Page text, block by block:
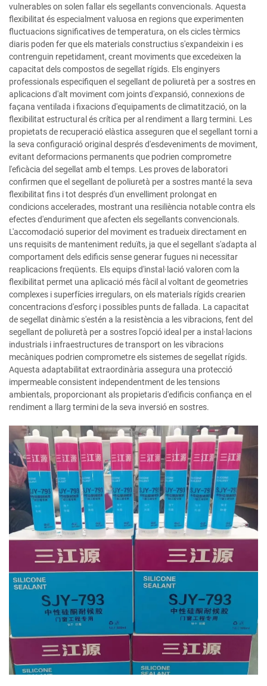
vulnerables on solen fallar els segellants convencionals. Aquesta
flexibilitat és especialment valuosa en regions que experimenten
fluctuacions significatives de temperatura, on els cicles tèrmics
diaris poden fer que els materials constructius s'expandeixin i es
contrenguin repetidament, creant moviments que excedeixen la
capacitat dels compostos de segellat rígids. Els enginyers
professionals especifiquen el segellant de poliuretà per a sostres en
aplicacions d'alt moviment com joints d'expansió, connexions de
façana ventilada i fixacions d'equipaments de climatització, on la
flexibilitat estructural és crítica per al rendiment a llarg termini. Les
propietats de recuperació elàstica asseguren que el segellant torni a
la seva configuració original després d'esdeveniments de moviment,
evitant deformacions permanents que podrien comprometre
l'eficàcia del segellat amb el temps. Les proves de laboratori
confirmen que el segellant de poliuretà per a sostres manté la seva
flexibilitat fins i tot després d'un envelliment prolongat en
condicions accelerades, mostrant una resiliència notable contra els
efectes d'enduriment que afecten els segellants convencionals.
L'accomodació superior del moviment es tradueix directament en
uns requisits de manteniment reduïts, ja que el segellant s'adapta al
comportament dels edificis sense generar fugues ni necessitar
reaplicacions freqüents. Els equips d'instal·lació valoren com la
flexibilitat permet una aplicació més fàcil al voltant de geometries
complexes i superfícies irregulars, on els materials rígids crearien
concentracions d'esforç i possibles punts de fallada. La capacitat
de segellat dinàmic s'estén a la resistència a les vibracions, fent del
segellant de poliuretà per a sostres l'opció ideal per a instal·lacions
industrials i infraestructures de transport on les vibracions
mecàniques podrien comprometre els sistemes de segellat rígids.
Aquesta adaptabilitat extraordinària assegura una protecció
impermeable consistent independentment de les tensions
ambientals, proporcionant als propietaris d'edificis confiança en el
rendiment a llarg termini de la seva inversió en sostres.